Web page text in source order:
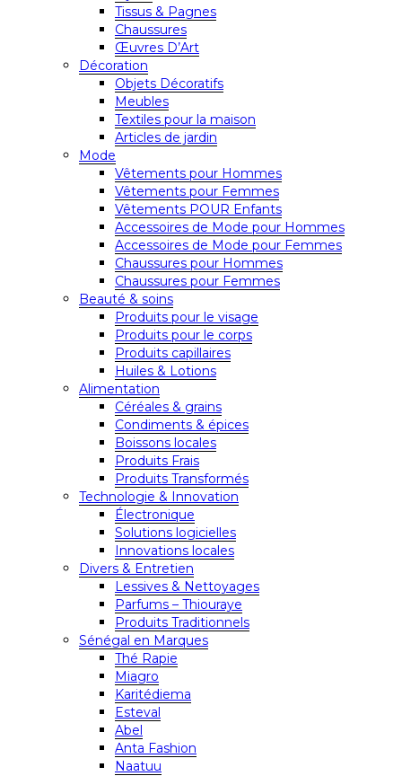
Tissus & Pagnes
Chaussures
Œuvres D’Art
Décoration
Objets Décoratifs
Meubles
Textiles pour la maison
Articles de jardin
Mode
Vêtements pour Hommes
Vêtements pour Femmes
Vêtements POUR Enfants
Accessoires de Mode pour Hommes
Accessoires de Mode pour Femmes
Chaussures pour Hommes
Chaussures pour Femmes
Beauté & soins
Produits pour le visage
Produits pour le corps
Produits capillaires
Huiles & Lotions
Alimentation
Céréales & grains
Condiments & épices
Boissons locales
Produits Frais
Produits Transformés
Technologie & Innovation
Électronique
Solutions logicielles
Innovations locales
Divers & Entretien
Lessives & Nettoyages
Parfums – Thiouraye
Produits Traditionnels
Sénégal en Marques
Thé Rapie
Miagro
Karitédiema
Esteval
Abel
Anta Fashion
Naatuu